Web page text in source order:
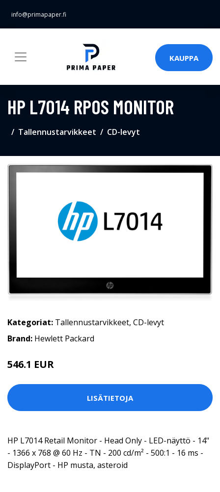
info@primapaper.fi
KAUPPA
HP L7014 RPOS MONITOR
Tallennustarvikkeet CD-levyt
Kategoriat: Tallennustarvikkeet, CD-levyt
Brand: Hewlett Packard
546.1 EUR
LISÄTIETOJA
HP L7014 Retail Monitor - Head Only - LED-näyttö - 14"
- 1366 x 768 @ 60 Hz - TN - 200 cd/m² - 500:1 - 16 ms -
DisplayPort - HP musta, asteroid